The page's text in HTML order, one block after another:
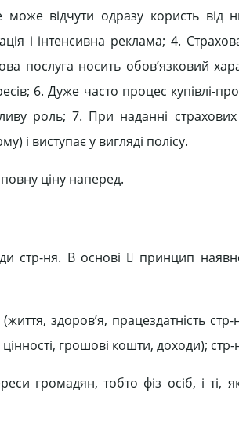
відчути одразу користь від
і інтенсивна реклама; 4.
послуга носить обов’язковий
6. Дуже часто процес купівлі-
роль; 7. При наданні
і виступає у вигляді полісу.
ціну наперед.
стр-ня. В основі  принцип
здоров’я, працездатність стр-
грошові кошти, доходи); стр-
громадян, тобто фіз осіб, і ті,